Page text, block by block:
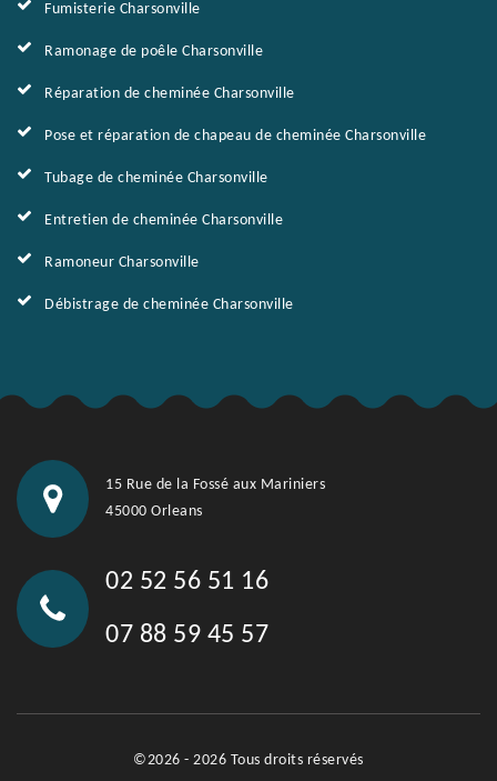
Fumisterie Charsonville
Ramonage de poêle Charsonville
Réparation de cheminée Charsonville
Pose et réparation de chapeau de cheminée Charsonville
Tubage de cheminée Charsonville
Entretien de cheminée Charsonville
Ramoneur Charsonville
Débistrage de cheminée Charsonville
15 Rue de la Fossé aux Mariniers
45000 Orleans
02 52 56 51 16
07 88 59 45 57
©2026 - 2026 Tous droits réservés